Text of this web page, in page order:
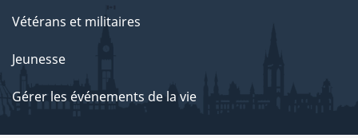
Vétérans et militaires
Jeunesse
Gérer les événements de la vie